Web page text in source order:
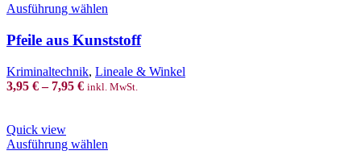
on
product
Ausführung wählen
has
multiple
variants.
The
options
on
Pfeile aus Kunststoff
Kriminaltechnik, Lineale & Winkel
3,95 €– 7,95 € inkl. MwSt.
Quick view
Ausführung wählen